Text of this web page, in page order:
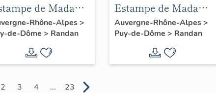
de Madame
- S.A.R.
Adélaïde,
Rhône-Alpes>
de-Dôme > Randan
Estampe de Madame
Delpech - S.A.R.
Madame Adélaïde,
Auvergne-Rhône-Alpes>
Puy-de-Dôme > Randan
2 3 4 ... 23